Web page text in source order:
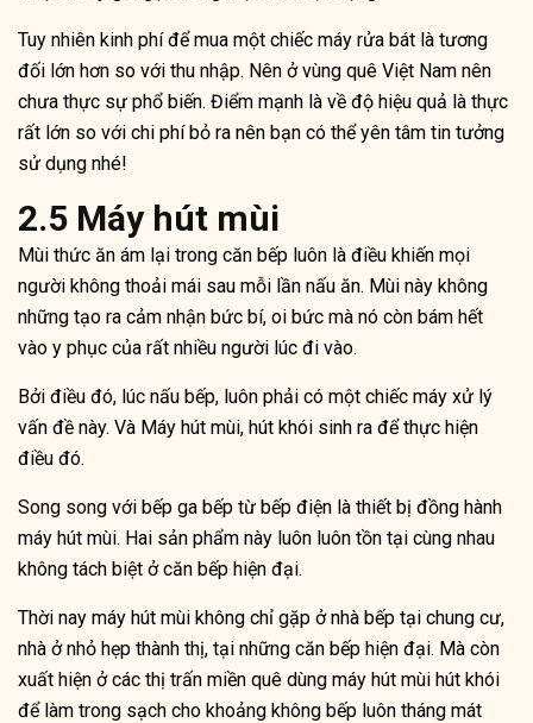
Tuy nhiên kinh phí để mua một chiếc máy rửa bát là tương
đối lớn hơn so với thu nhập. Nên ở vùng quê Việt Nam nên
chưa thực sự phổ biến. Điểm mạnh là về độ hiệu quả là thực
rất lớn so với chi phí bỏ ra nên bạn có thể yên tâm tin tưởng
sử dụng nhé!
2.5 Máy hút mùi
Mùi thức ăn ám lại trong căn bếp luôn là điều khiến mọi
người không thoải mái sau mỗi lần nấu ăn. Mùi này không
những tạo ra cảm nhận bức bí, oi bức mà nó còn bám hết
vào y phục của rất nhiều người lúc đi vào.
Bởi điều đó, lúc nấu bếp, luôn phải có một chiếc máy xử lý
vấn đề này. Và Máy hút mùi, hút khói sinh ra để thực hiện
điều đó.
Song song với bếp ga bếp từ bếp điện là thiết bị đồng hành
máy hút mùi. Hai sản phẩm này luôn luôn tồn tại cùng nhau
không tách biệt ở căn bếp hiện đại.
Thời nay máy hút mùi không chỉ gặp ở nhà bếp tại chung cư,
nhà ở nhỏ hẹp thành thị, tại những căn bếp hiện đại. Mà còn
xuất hiện ở các thị trấn miền quê dùng máy hút mùi hút khói
để làm trong sạch cho khoảng không bếp luôn tháng mát